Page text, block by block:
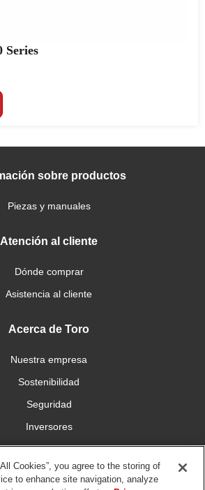
Series
sobre productos
Piezas y manuales
Atención al cliente
Dónde comprar
Asistencia al cliente
Acerca de Toro
Nuestra empresa
Sostenibilidad
Seguridad
Inversores
Trabajo
con nosotros
Cookies”, you agree to the storing of
to enhance site navigation, analyze